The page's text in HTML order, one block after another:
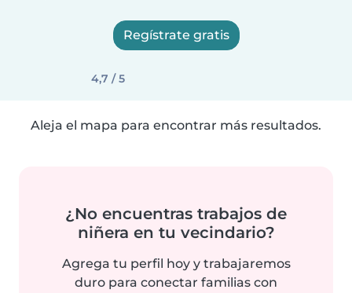
Regístrate gratis
4,7 / 5
Aleja el mapa para encontrar más resultados.
¿No encuentras trabajos de
niñera en tu vecindario?
Agrega tu perfil hoy y trabajaremos
duro para conectar familias con